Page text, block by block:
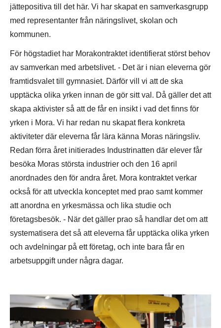
jättepositiva till det här. Vi har skapat en samverkasgrupp
med representanter från näringslivet, skolan och
kommunen.
För högstadiet har Morakontraktet identifierat störst behov
av samverkan med arbetslivet. - Det är i nian eleverna gör
framtidsvalet till gymnasiet. Därför vill vi att de ska
upptäcka olika yrken innan de gör sitt val. Då gäller det att
skapa aktivister så att de får en insikt i vad det finns för
yrken i Mora. Vi har redan nu skapat flera konkreta
aktiviteter där eleverna får lära känna Moras näringsliv.
Redan förra året initierades Industrinatten där elever får
besöka Moras största industrier och den 16 april
anordnades den för andra året. Mora kontraktet verkar
också för att utveckla konceptet med prao samt kommer
att anordna en yrkesmässa och lika studie och
företagsbesök. - När det gäller prao så handlar det om att
systematisera det så att eleverna får upptäcka olika yrken
och avdelningar på ett företag, och inte bara får en
arbetsuppgift under några dagar.